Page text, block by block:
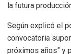
la futura
Según explicó el
convocatoria
próximos años” y